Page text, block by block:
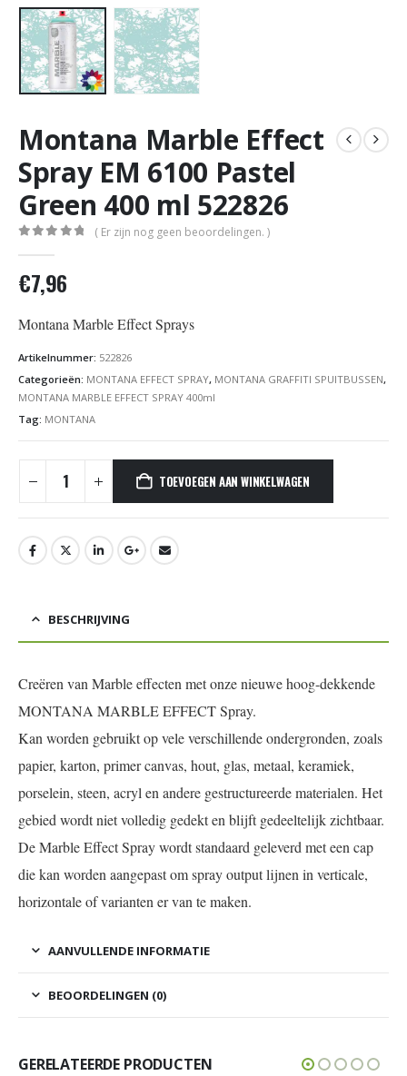
Montana Marble Effect
Spray EM 6100 Pastel
Green 400 ml 522826
( Er zijn nog geen beoordelingen. )
€7,96
Montana Marble Effect Sprays
Artikelnummer: 522826
Categorieën: MONTANA EFFECT SPRAY, MONTANA GRAFFITI SPUITBUSSEN,
MONTANA MARBLE EFFECT SPRAY 400ml
Tag: MONTANA
TOEVOEGEN AAN WINKELWAGEN
BESCHRIJVING
Creëren van Marble effecten met onze nieuwe hoog-dekkende
MONTANA MARBLE EFFECT Spray.
Kan worden gebruikt op vele verschillende ondergronden, zoals
papier, karton, primer canvas, hout, glas, metaal, keramiek,
porselein, steen, acryl en andere gestructureerde materialen. Het
gebied wordt niet volledig gedekt en blijft gedeeltelijk zichtbaar.
De Marble Effect Spray wordt standaard geleverd met een cap
die kan worden aangepast om spray output lijnen in verticale,
horizontale of varianten er van te maken.
AANVULLENDE INFORMATIE
BEOORDELINGEN (0)
GERELATEERDE PRODUCTEN